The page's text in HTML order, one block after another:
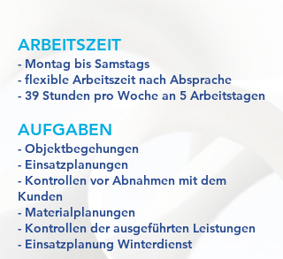
ARBEITSZEIT
- Montag bis Samstags
- flexible Arbeitszeit nach Absprache
- 39 Stunden pro Woche an 5 Arbeitstagen
AUFGABEN
- Objektbegehungen
- Einsatzplanungen
- Kontrollen vor Abnahmen mit dem
Kunden
- Materialplanungen
- Kontrollen der ausgeführten Leistungen
- Einsatzplanung Winterdienst